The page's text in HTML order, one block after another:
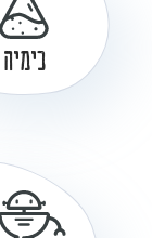
כימיה